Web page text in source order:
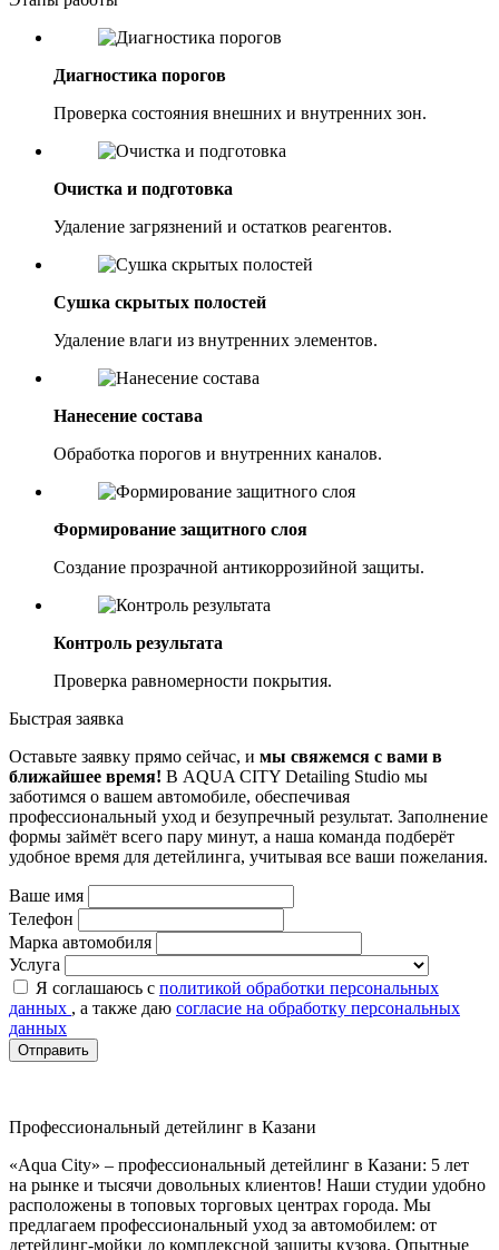
Диагностика порогов
Проверка состояния внешних и внутренних зон.
Очистка и подготовка
Удаление загрязнений и остатков реагентов.
Сушка скрытых полостей
Удаление влаги из внутренних элементов.
Нанесение состава
Обработка порогов и внутренних каналов.
Формирование защитного слоя
Создание прозрачной антикоррозийной защиты.
Контроль результата
Проверка равномерности покрытия.
Быстрая заявка
Оставьте заявку прямо сейчас, и мы свяжемся с вами в
ближайшее время! В AQUA CITY Detailing Studio мы
заботимся о вашем автомобиле, обеспечивая
профессиональный уход и безупречный результат. Заполнение
формы займёт всего пару минут, а наша команда подберёт
удобное время для детейлинга, учитывая все ваши пожелания.
Ваше имя
Телефон
Марка автомобиля
Услуга
Я соглашаюсь с политикой обработки персональных
данных , а также даю согласие на обработку персональных
данных
Отправить
Профессиональный детейлинг в Казани
«Aqua City» – профессиональный детейлинг в Казани: 5 лет
на рынке и тысячи довольных клиентов! Наши студии удобно
расположены в топовых торговых центрах города. Мы
предлагаем профессиональный уход за автомобилем: от
детейлинг‑мойки до комплексной защиты кузова. Опытные